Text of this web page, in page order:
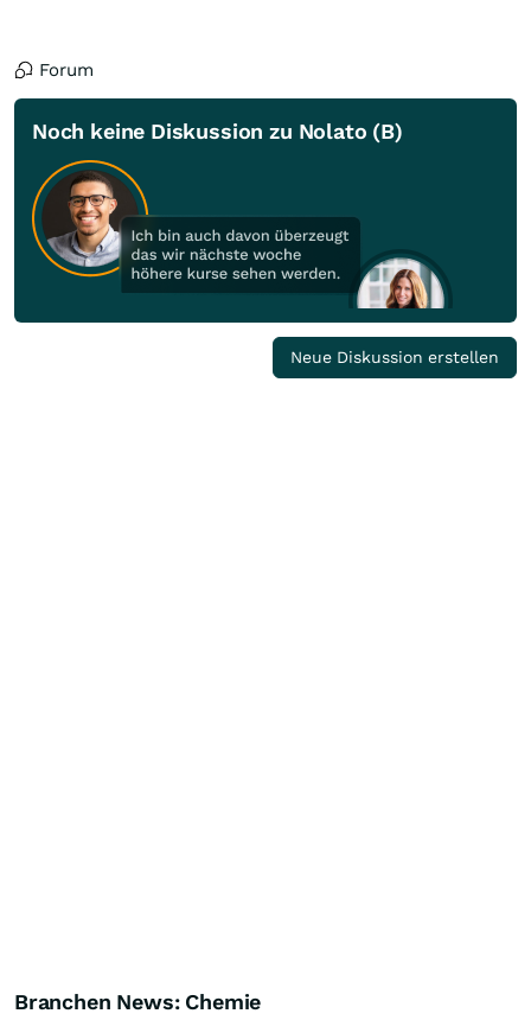
Forum
Noch keine Diskussion zu Nolato (B)
Neue Diskussion erstellen
Branchen News: Chemie